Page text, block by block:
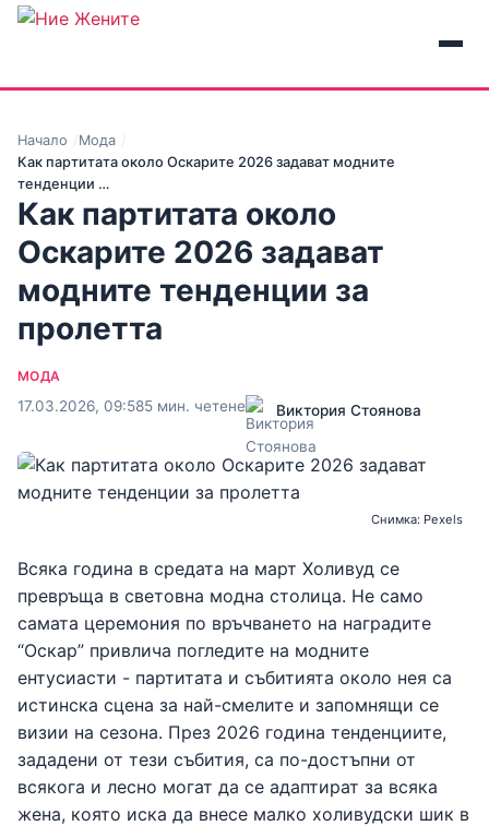
Начало
Мода
Как партитата около Оскарите 2026 задават модните
тенденции …
Как партитата около
Оскарите 2026 задават
модните тенденции за
пролетта
МОДА
17.03.2026, 09:585 мин. четене Виктория Стоянова
Снимка: Pexels
Всяка година в средата на март Холивуд се
превръща в световна модна столица. Не само
самата церемония по връчването на наградите
“Оскар” привлича погледите на модните
ентусиасти - партитата и събитията около нея са
истинска сцена за най-смелите и запомнящи се
визии на сезона. През 2026 година тенденциите,
зададени от тези събития, са по-достъпни от
всякога и лесно могат да се адаптират за всяка
жена, която иска да внесе малко холивудски шик в